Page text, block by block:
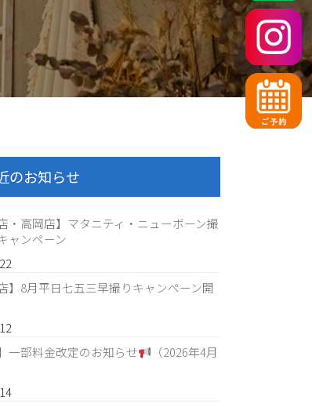
のお知らせ
・高岡店】マタニティ・ニューボーン撮
ャンペーン
】8月平日七五三早撮りキャンペーン開
一部料金改定のお知らせ
（2026年4月